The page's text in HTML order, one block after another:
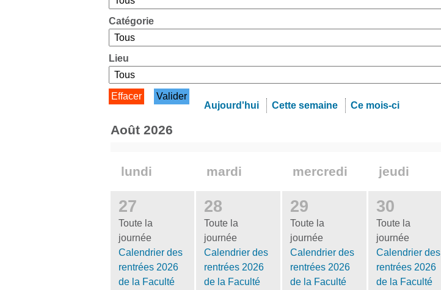
Catégorie
Lieu
Aujourd'hui Cette semaine Ce mois-ci
août 2026
lundi mardi mercredi jeudi
27
Toute la
journée
Calendrier des
rentrées 2026
de la Faculté
28
Toute la
journée
Calendrier des
rentrées 2026
de la Faculté
29
Toute la
journée
Calendrier des
rentrées 2026
de la Faculté
30
Toute la
journée
Calendrier des
rentrées 2026
de la Faculté